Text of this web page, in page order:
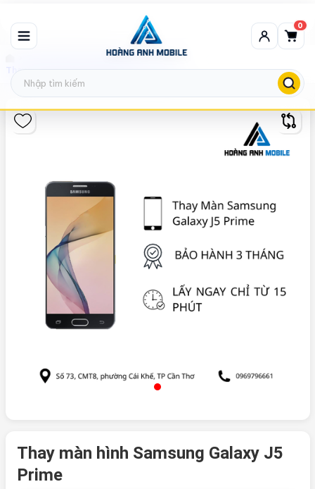
0
Thay màn hình Samsung
Thay màn hình Samsung Galaxy J5 Prime
Thay màn hình Samsung Galaxy J5
Prime